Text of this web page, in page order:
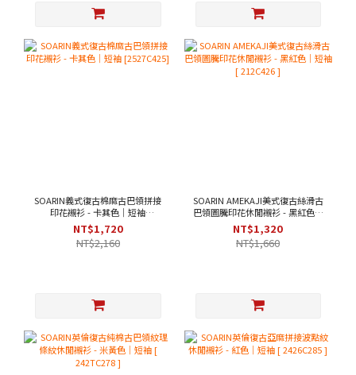
SOARIN義式復古棉麻古巴領拼接
印花襯衫 - 卡其色｜短袖
[2527C425]
NT$1,720
NT$2,160
SOARIN AMEKAJI美式復古絲滑古
巴領圖騰印花休閒襯衫 - 黑紅色｜
短袖 [ 212C426 ]
NT$1,320
NT$1,660